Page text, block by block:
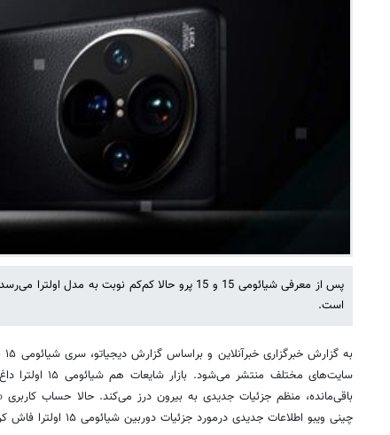
پس از معرفی شیائومی 15 و 15 پرو حالا کم‌کم نوبت به
است.
سایت‌های مختلف
چینی ویبو اطلاعات جدیدی درمورد جزئیات دوربین شیائومی ۱۵ اولترا فاش کرده است.